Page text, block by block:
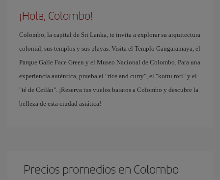
¡Hola, Colombo!
Colombo, la capital de Sri Lanka, te invita a explorar su arquitectura
colonial, sus templos y sus playas. Visita el Templo Gangaramaya, el
Parque Galle Face Green y el Museo Nacional de Colombo. Para una
experiencia auténtica, prueba el "rice and curry", el "kottu roti" y el
"té de Ceilán". ¡Reserva tus vuelos baratos a Colombo y descubre la
belleza de esta ciudad asiática!
Precios promedios en Colombo